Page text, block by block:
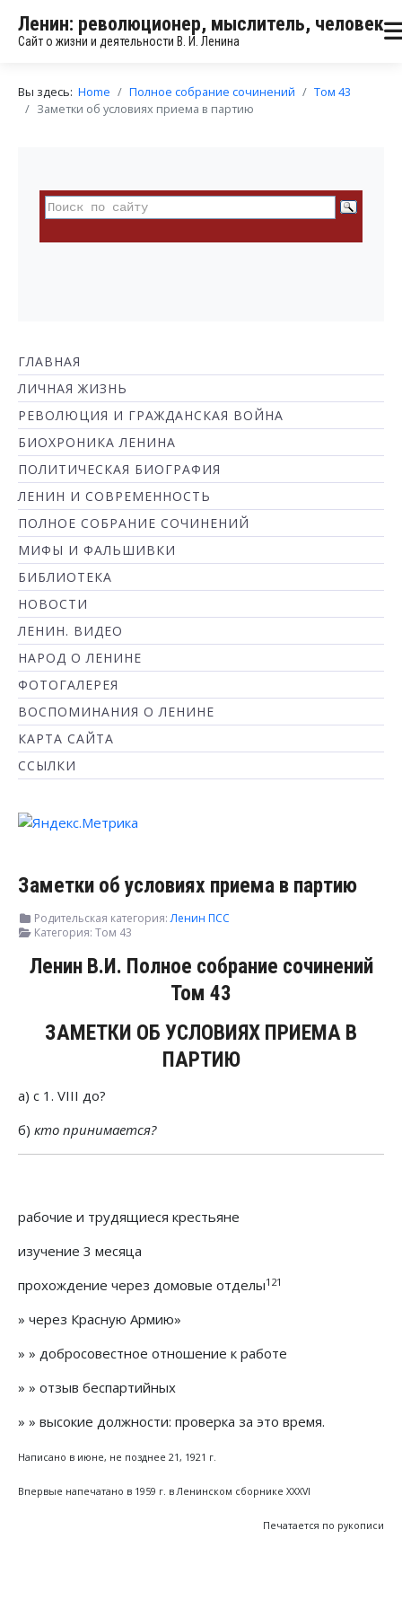
Ленин: революционер, мыслитель, человек
Сайт о жизни и деятельности В. И. Ленина
Вы здесь: Home Полное собрание сочинений
Том 43
Заметки об условиях приема в партию
ГЛАВНАЯ
ЛИЧНАЯ ЖИЗНЬ
РЕВОЛЮЦИЯ И ГРАЖДАНСКАЯ ВОЙНА
БИОХРОНИКА ЛЕНИНА
ПОЛИТИЧЕСКАЯ БИОГРАФИЯ
ЛЕНИН И СОВРЕМЕННОСТЬ
ПОЛНОЕ СОБРАНИЕ СОЧИНЕНИЙ
МИФЫ И ФАЛЬШИВКИ
БИБЛИОТЕКА
НОВОСТИ
ЛЕНИН. ВИДЕО
НАРОД О ЛЕНИНЕ
ФОТОГАЛЕРЕЯ
ВОСПОМИНАНИЯ О ЛЕНИНЕ
КАРТА САЙТА
ССЫЛКИ
Заметки об условиях приема в партию
Родительская категория:Ленин ПСС
Категория: Том 43
Ленин В.И. Полное собрание сочинений
Том 43
ЗАМЕТКИ ОБ УСЛОВИЯХ ПРИЕМА В
ПАРТИЮ
a) c 1. VIII до?
б) кто принимается?
рабочие и трудящиеся крестьяне
изучение 3 месяца
прохождение через домовые отделы121
» через Красную Армию»
» » добросовестное отношение к работе
» » отзыв беспартийных
» » высокие должности: проверка за это время.
Написано в июне, не позднее 21, 1921 г.
Впервые напечатано в 1959 г. в Ленинском сборнике XXXVI
Печатается по рукописи